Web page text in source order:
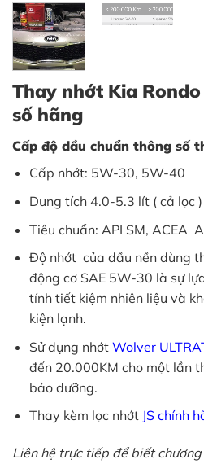
Thay nhớt Kia
số hãng
Cấp độ dầu chuẩn thông số
Cấp nhớt: 5W-30, 5W-40
Dung tích 4.0-5.3 lít ( cả lọc )
Tiêu chuẩn: API SM, ACEA
Độ nhớt của dầu nền dùng
động cơ SAE 5W-30 là sự
tính tiết kiệm nhiên liệu và
kiện lạnh.
Sử dụng nhớt Wolver
đến 20.000KM cho một lần
bảo dưỡng.
Thay kèm lọc nhớt JS chính
Liên hệ trực tiếp để biết